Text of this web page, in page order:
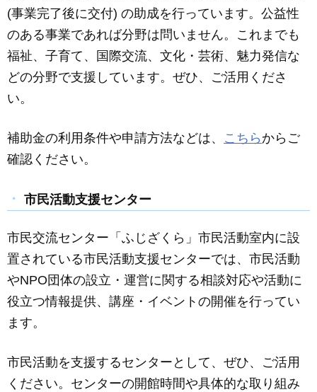
(事業完了後に交付) の助成を行っています。公益性
のある事業であれば分野は問いません。これまでも
福祉、子育て、国際交流、文化・芸術、魅力発信な
どの分野で支援しています。ぜひ、ご活用くださ
い。
補助金の利用条件や申請方法などは、 こちらからご
確認ください。
市民活動支援センター
市民交流センター「ふじざくら」市民活動室内に設
置されている市民活動支援センターでは、市民活動
やNPO団体の設立・運営に関する相談対応や活動に
役立つ情報提供、講座・イベントの開催を行ってい
ます。
市民活動を支援するセンターとして、ぜひ、ご活用
ください。センターの開館時間や具体的な取り組み